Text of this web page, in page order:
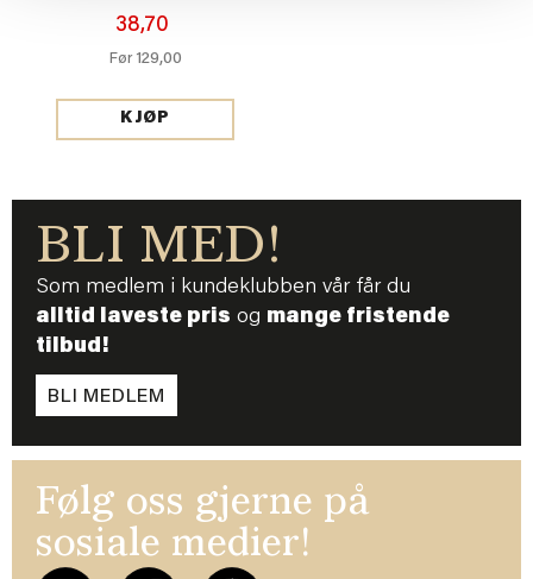
MANDARIN
38,70
Før 129,00
KJØP
BLI MED!
Som medlem i kundeklubben vår får du
alltid laveste pris og mange fristende
tilbud!
BLI MEDLEM
Følg oss gjerne på
sosiale medier!